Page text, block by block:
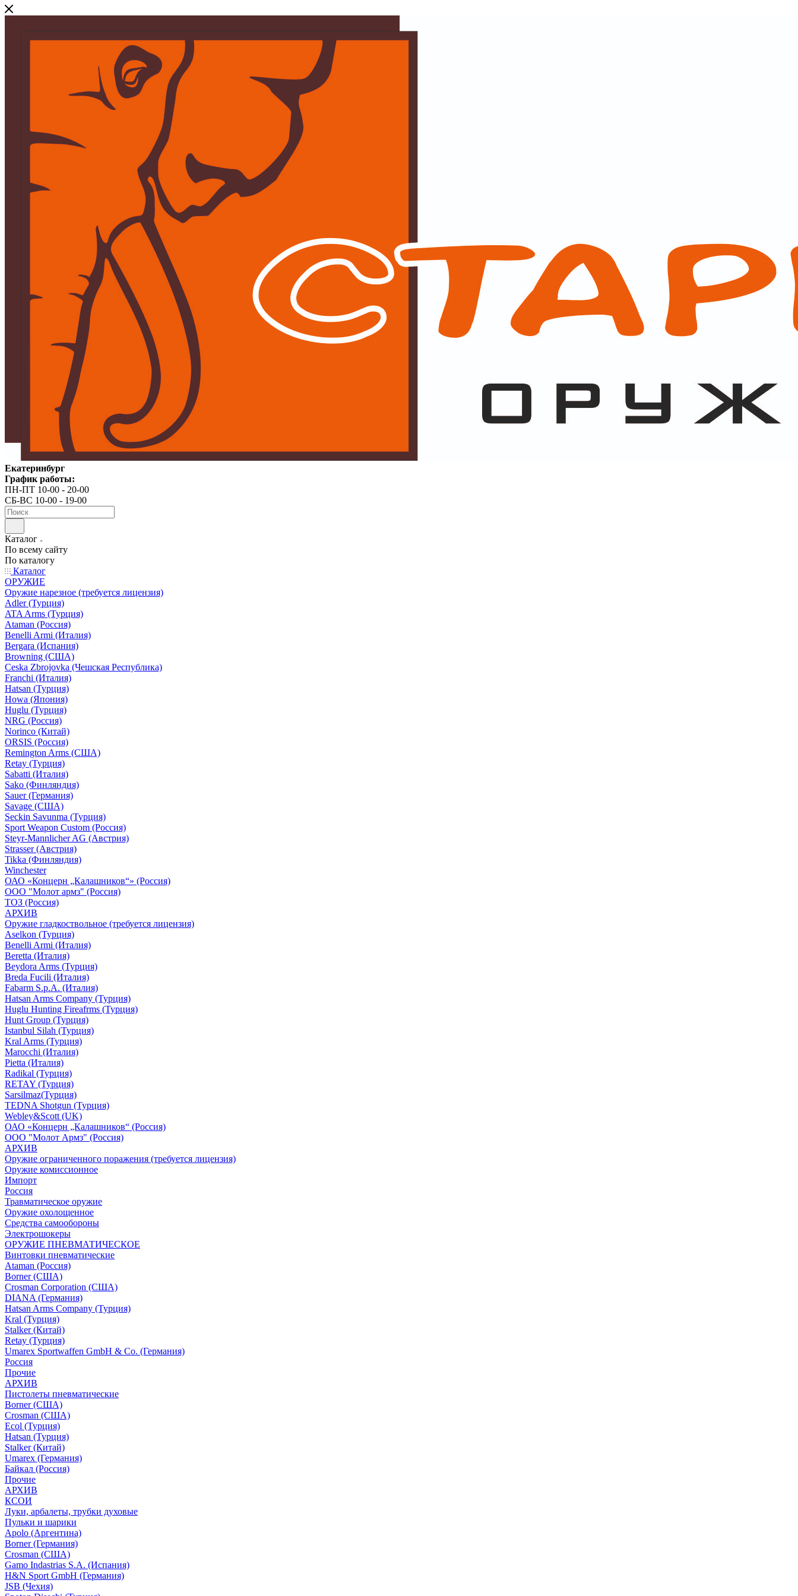
Екатеринбург
График работы:
ПН-ПТ 10-00 - 20-00
СБ-ВС 10-00 - 19-00
Каталог
По всему сайту
По каталогу
Каталог
ОРУЖИЕ
Оружие нарезное (требуется лицензия)
Adler (Турция)
ATA Arms (Турция)
Ataman (Россия)
Benelli Armi (Италия)
Bergara (Испания)
Browning (США)
Ceska Zbrojovka (Чешская Республика)
Franchi (Италия)
Hatsan (Турция)
Howa (Япония)
Huglu (Турция)
NRG (Россия)
Norinco (Китай)
ORSIS (Россия)
Remington Arms (США)
Retay (Турция)
Sabatti (Италия)
Sako (Финляндия)
Sauer (Германия)
Savage (США)
Seckin Savunma (Турция)
Sport Weapon Custom (Россия)
Steyr-Mannlicher AG (Австрия)
Strasser (Австрия)
Tikka (Финляндия)
Winchester
ОАО «Концерн „Калашников“» (Россия)
ООО "Молот армз" (Россия)
ТОЗ (Россия)
АРХИВ
Оружие гладкоствольное (требуется лицензия)
Aselkon (Турция)
Benelli Armi (Италия)
Beretta (Италия)
Beydora Arms (Турция)
Breda Fucili (Италия)
Fabarm S.p.A. (Италия)
Hatsan Arms Company (Турция)
Huglu Hunting Fireafrms (Турция)
Hunt Group (Турция)
Istanbul Silah (Турция)
Kral Arms (Турция)
Marocchi (Италия)
Pietta (Италия)
Radikal (Турция)
RETAY (Турция)
Sarsilmaz(Турция)
TEDNA Shotgun (Турция)
Webley&Scott (UK)
ОАО «Концерн „Калашников“ (Россия)
ООО "Молот Армз" (Россия)
АРХИВ
Оружие ограниченного поражения (требуется лицензия)
Оружие комиссионное
Импорт
Россия
Травматическое оружие
Оружие охолощенное
Средства самообороны
Электрошокеры
ОРУЖИЕ ПНЕВМАТИЧЕСКОЕ
Винтовки пневматические
Ataman (Россия)
Borner (США)
Crosman Corporation (США)
DIANA (Германия)
Hatsan Arms Company (Турция)
Kral (Турция)
Stalker (Китай)
Retay (Турция)
Umarex Sportwaffen GmbH & Co. (Германия)
Россия
Прочие
АРХИВ
Пистолеты пневматические
Borner (США)
Crosman (США)
Ecol (Турция)
Hatsan (Турция)
Stalker (Китай)
Umarex (Германия)
Байкал (Россия)
Прочие
АРХИВ
КСОИ
Луки, арбалеты, трубки духовые
Пульки и шарики
Apolo (Аргентина)
Borner (Германия)
Crosman (США)
Gamo Indastrias S.A. (Испания)
H&N Sport GmbH (Германия)
JSB (Чехия)